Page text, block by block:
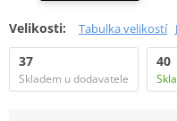
Velikosti: Tabulka velikostí
37
Skladem u dodavatele
40